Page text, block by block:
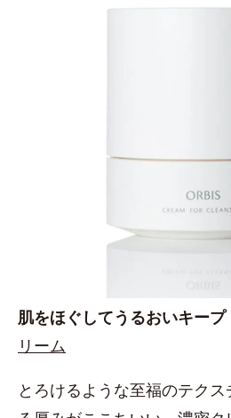
肌をほぐしてうるおいキー
リーム
とろけるような至福のテク